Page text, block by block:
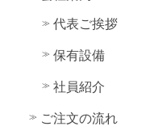
代表ご挨拶
保有設備
社員紹介
ご注文の流れ